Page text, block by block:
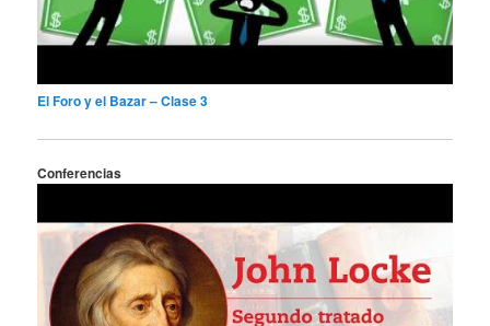
El Foro y el Bazar – Clase 3
Conferencias